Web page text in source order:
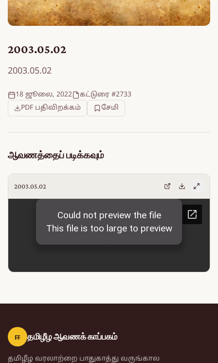
2003.05.02
2003.05.02
18 ஜூலை, 2022
கட்டுரை #2733
PDF பதிவிறக்கம்
சேமி
ஆவணத்தைப் படிக்கவும்
2003.05.02
ஈ தமிழீழ ஆவணக் காப்பகம்
தமிழீழ வரலாற்றை பாதுகாத்து வருங்கால